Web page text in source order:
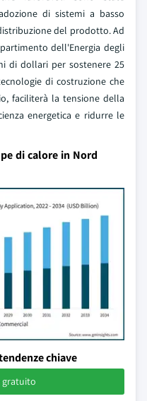
di sistemi a basso
del prodotto. Ad
dell'Energia degli
di dollari per sostenere 25
di costruzione che
faciliterà la tensione della
energetica e ridurre le
di calore in Nord
chiave
gratuito